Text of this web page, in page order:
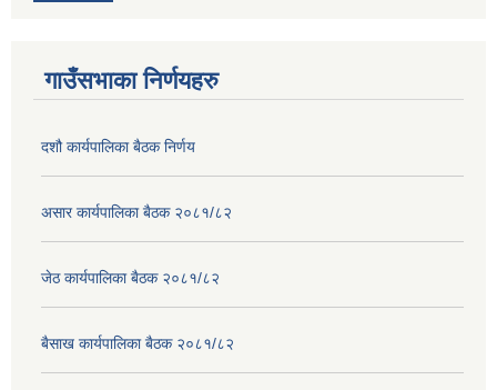
गाउँसभाका निर्णयहरु
दशौ कार्यपालिका बैठक निर्णय
असार कार्यपालिका बैठक २०८१/८२
जेठ कार्यपालिका बैठक २०८१/८२
बैसाख कार्यपालिका बैठक २०८१/८२